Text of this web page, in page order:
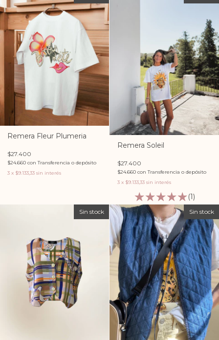
Remera Fleur Plumeria
$27.400
$24.660 con Transferencia o depósito
3 x $9.133,33 sin interés
Remera Soleil
$27.400
$24.660 con Transferencia o depósito
3 x $9.133,33 sin interés
(1)
Sin stock Sin stock